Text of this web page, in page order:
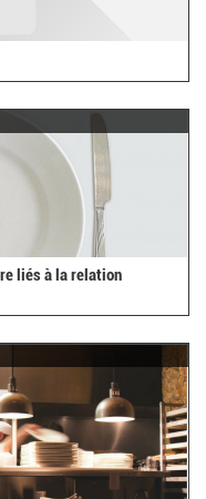
liés à la relation